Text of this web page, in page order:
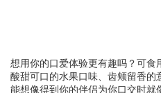
想用你的口爱体验更有趣吗？可食
酸甜可口的水果口味、齿颊留香
能想像得到你的伴侣为你口交时就